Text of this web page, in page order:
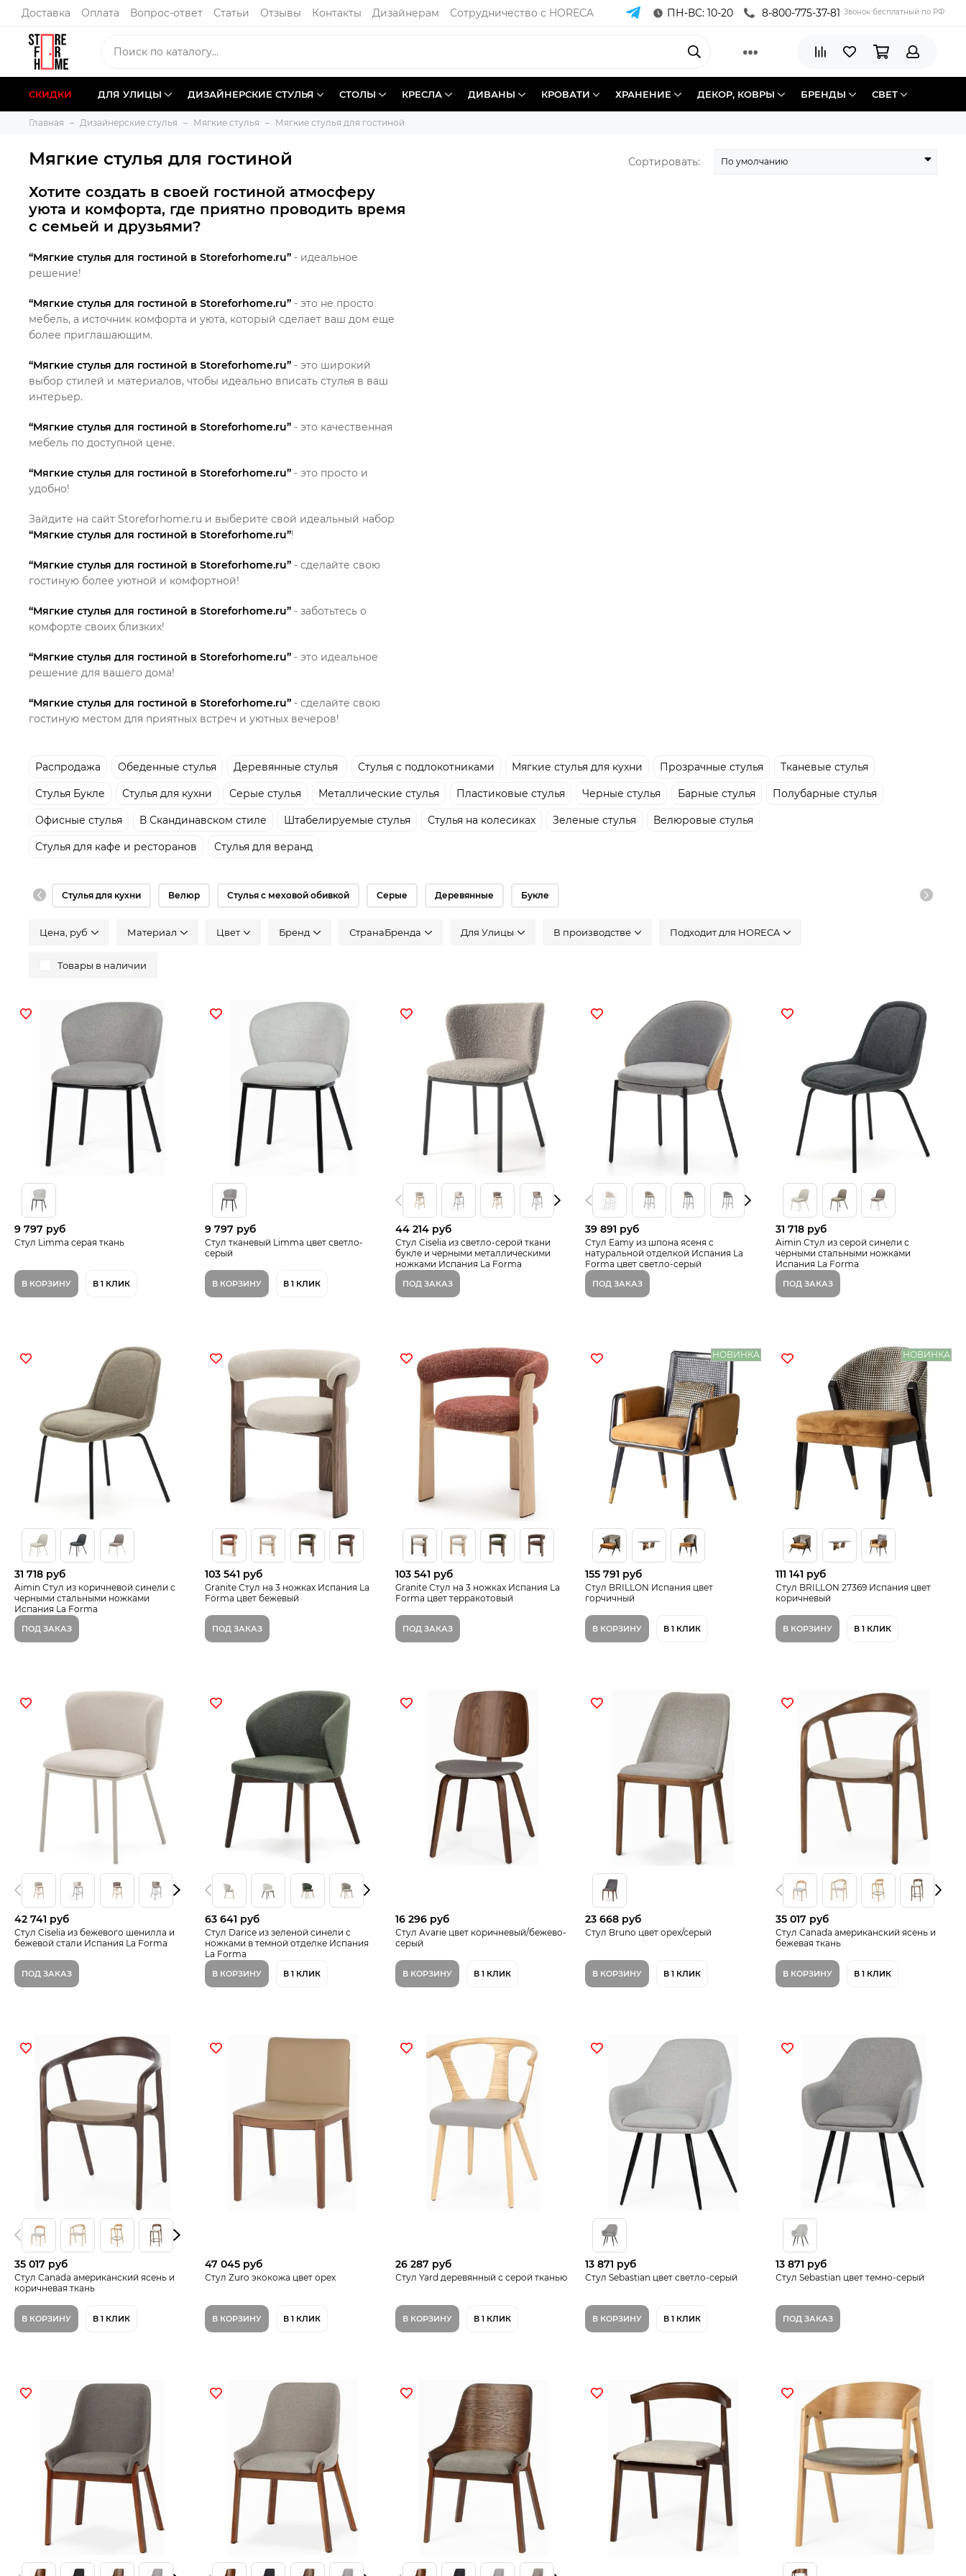
Доставка Оплата Вопрос-ответ Статьи Отзывы Контакты Дизайнерам Сотрудничество с HORECA ПН-ВС: 10-20 8-800-775-37-81 Звонок бесплатный по РФ
СКИДКИ ДЛЯ УЛИЦЫ ДИЗАЙНЕРСКИЕ СТУЛЬЯ СТОЛЫ КРЕСЛА ДИВАНЫ КРОВАТИ ХРАНЕНИЕ ДЕКОР, КОВРЫ БРЕНДЫ СВЕТ
Главная Дизайнерские стулья Мягкие стулья Мягкие стулья для гостиной
Мягкие стулья для гостиной
Хотите создать в своей гостиной атмосферу
уюта и комфорта, где приятно проводить время
с семьей и друзьями?
“Мягкие стулья для гостиной в Storeforhome.ru” - идеальное
решение!
“Мягкие стулья для гостиной в Storeforhome.ru” - это не просто
мебель, а источник комфорта и уюта, который сделает ваш дом еще
более приглашающим.
“Мягкие стулья для гостиной в Storeforhome.ru” - это широкий
выбор стилей и материалов, чтобы идеально вписать стулья в ваш
интерьер.
“Мягкие стулья для гостиной в Storeforhome.ru” - это качественная
мебель по доступной цене.
“Мягкие стулья для гостиной в Storeforhome.ru” - это просто и
удобно!
Зайдите на сайт Storeforhome.ru и выберите свой идеальный набор
“Мягкие стулья для гостиной в Storeforhome.ru”!
“Мягкие стулья для гостиной в Storeforhome.ru” - сделайте свою
гостиную более уютной и комфортной!
“Мягкие стулья для гостиной в Storeforhome.ru” - заботьтесь о
комфорте своих близких!
“Мягкие стулья для гостиной в Storeforhome.ru” - это идеальное
решение для вашего дома!
“Мягкие стулья для гостиной в Storeforhome.ru” - сделайте свою
гостиную местом для приятных встреч и уютных вечеров!
Сортировать:
Распродажа Обеденные стулья Деревянные стулья Стулья с подлокотниками Мягкие стулья для кухни Прозрачные стулья Тканевые стулья
Стулья Букле Стулья для кухни Серые стулья Металлические стулья Пластиковые стулья Черные стулья Барные стулья Полубарные стулья
Офисные стулья В Скандинавском стиле Штабелируемые стулья Стулья на колесиках Зеленые стулья Велюровые стулья
Стулья для кафе и ресторанов Стулья для веранд
Стулья для кухни Велюр Стулья с меховой обивкой Серые Деревянные Букле
Цена, руб Материал Цвeт Бренд СтранаБренда Для Улицы В производстве Подходит для HORECA
Товары в наличии
9 797 руб
Стул Limma серая ткань
В КОРЗИНУ В 1 КЛИК
9 797 руб
Стул тканевый Limma цвет светло-
серый
В КОРЗИНУ В 1 КЛИК
44 214 руб
Стул Ciselia из светло-серой ткани
букле и черными металлическими
ножками Испания La Forma
ПОД ЗАКАЗ
39 891 руб
Стул Eamy из шпона ясеня с
натуральной отделкой Испания La
Forma цвет светло-серый
ПОД ЗАКАЗ
31 718 руб
Aimin Стул из серой синели с
черными стальными ножками
Испания La Forma
ПОД ЗАКАЗ
31 718 руб
Aimin Стул из коричневой синели с
черными стальными ножками
Испания La Forma
ПОД ЗАКАЗ
103 541 руб
Granite Стул на 3 ножках Испания La
Forma цвет бежевый
ПОД ЗАКАЗ
103 541 руб
Granite Стул на 3 ножках Испания La
Forma цвет терракотовый
ПОД ЗАКАЗ
НОВИНКА
155 791 руб
Стул BRILLON Испания цвет
горчичный
В КОРЗИНУ В 1 КЛИК
НОВИНКА
111 141 руб
Стул BRILLON 27369 Испания цвет
коричневый
В КОРЗИНУ В 1 КЛИК
42 741 руб
Стул Ciselia из бежевого шенилла и
бежевой стали Испания La Forma
ПОД ЗАКАЗ
63 641 руб
Стул Darice из зеленой синели с
ножками в темной отделке Испания
La Forma
В КОРЗИНУ В 1 КЛИК
16 296 руб
Стул Avarie цвет коричневый/бежево-
серый
В КОРЗИНУ В 1 КЛИК
23 668 руб
Стул Bruno цвет орех/серый
В КОРЗИНУ В 1 КЛИК
35 017 руб
Стул Canada американский ясень и
бежевая ткань
В КОРЗИНУ В 1 КЛИК
35 017 руб
Стул Canada американский ясень и
коричневая ткань
В КОРЗИНУ В 1 КЛИК
47 045 руб
Стул Zuro экокожа цвет орех
В КОРЗИНУ В 1 КЛИК
26 287 руб
Стул Yard деревянный с серой тканью
В КОРЗИНУ В 1 КЛИК
13 871 руб
Стул Sebastian цвет светло-серый
В КОРЗИНУ В 1 КЛИК
13 871 руб
Стул Sebastian цвет темно-серый
ПОД ЗАКАЗ